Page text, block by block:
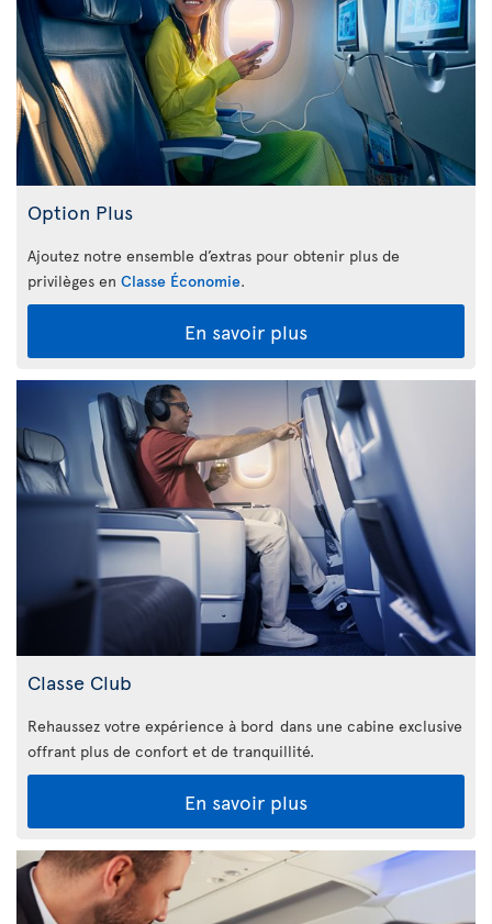
Option Plus
Ajoutez notre ensemble d’extras pour obtenir plus de
privilèges en Classe Économie.
En savoir plus
Classe Club
Rehaussez votre expérience à bord dans une cabine exclusive
offrant plus de confort et de tranquillité.
En savoir plus